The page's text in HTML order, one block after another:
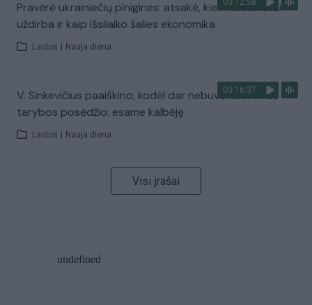
00:12:58
Pravėrė ukrainiečių pinigines: atsakė, kiek vidutiniškai
uždirba ir kaip išsilaiko šalies ekonomika
Laidos Nauja diena
00:16:37
V. Sinkevičius paaiškino, kodėl dar nebuvo Koalicinės
tarybos posėdžio: esame kalbėję
Laidos Nauja diena
Visi įrašai